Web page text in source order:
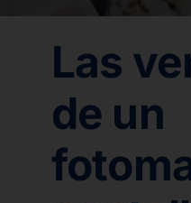
Las
de un